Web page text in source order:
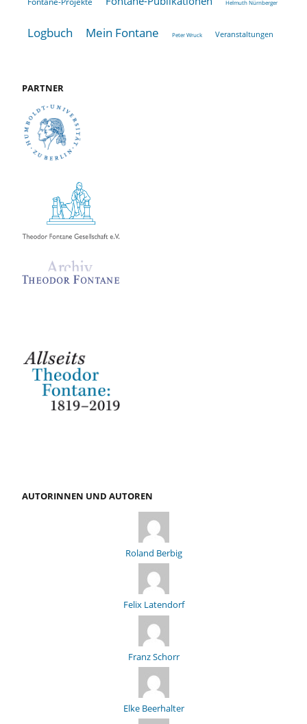
Helmuth Nürnberger
Logbuch Mein Fontane Peter Wruck Veranstaltungen
PARTNER
AUTORINNEN UND AUTOREN
Roland Berbig
Felix Latendorf
Franz Schorr
Elke Beerhalter